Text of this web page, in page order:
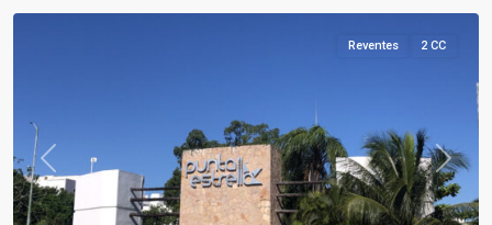
Previous Next
Reventes 2 CC